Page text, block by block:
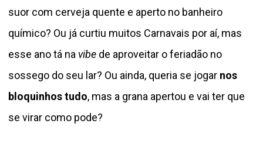
suor com cerveja quente e aperto no banheiro
químico? Ou já curtiu muitos Carnavais por aí, mas
esse ano tá na vibe de aproveitar o feriadão no
sossego do seu lar? Ou ainda, queria se jogar nos
bloquinhos tudo, mas a grana apertou e vai ter que
se virar como pode?